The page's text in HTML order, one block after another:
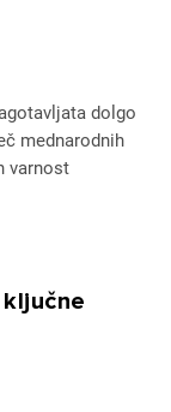
dolgo
mednarodnih
varnost